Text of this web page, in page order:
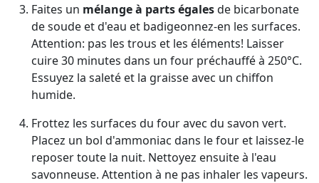
Faites un mélange à parts égalesde bicarbonate
de soude et d'eau et badigeonnez-en les surfaces.
Attention: pas les trous et les éléments! Laisser
cuire 30 minutes dans un four préchauffé à 250°C.
Essuyez la saleté et la graisse avec un chiffon
humide.
Frottez les surfaces du four avec du savon vert.
Placez un bol d'ammoniac dans le four et laissez-le
reposer toute la nuit. Nettoyez ensuite à l'eau
savonneuse. Attention à ne pas inhaler les vapeurs.